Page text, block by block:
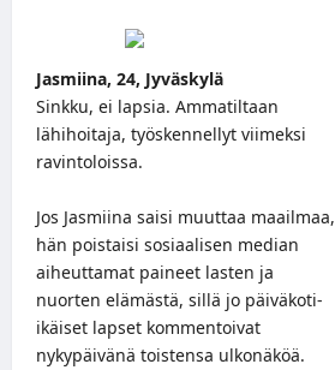
Jasmiina, 24, Jyväskylä
Sinkku, ei lapsia. Ammatiltaan
lähihoitaja, työskennellyt viimeksi
ravintoloissa.
Jos Jasmiina saisi muuttaa maailmaa,
hän poistaisi sosiaalisen median
aiheuttamat paineet lasten ja
nuorten elämästä, sillä jo päiväkoti-
ikäiset lapset kommentoivat
nykypäivänä toistensa ulkonäköä.